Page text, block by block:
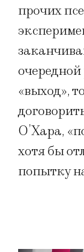
прочих
«выход»,
О’Хара,
хотя бы
попытку